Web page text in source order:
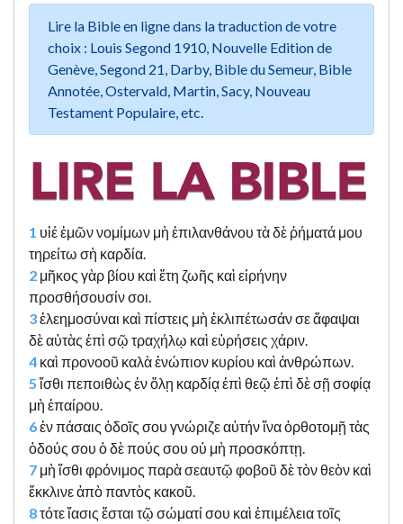
Lire la Bible en ligne dans la traduction de votre
choix : Louis Segond 1910, Nouvelle Edition de
Genève, Segond 21, Darby, Bible du Semeur, Bible
Annotée, Ostervald, Martin, Sacy, Nouveau
Testament Populaire, etc.
1 υἱέ ἐμῶν νομίμων μὴ ἐπιλανθάνου τὰ δὲ ῥήματά μου
τηρείτω σὴ καρδία.
2 μῆκος γὰρ βίου καὶ ἔτη ζωῆς καὶ εἰρήνην
προσθήσουσίν σοι.
3ἐλεημοσύναι καὶ πίστεις μὴ ἐκλιπέτωσάν σε ἄφαψαι
δὲ αὐτὰς ἐπὶ σῷ τραχήλῳ καὶ εὑρήσεις χάριν.
4 καὶ προνοοῦ καλὰ ἐνώπιον κυρίου καὶ ἀνθρώπων.
5 ἴσθι πεποιθὼς ἐν ὅλῃ καρδίᾳ ἐπὶ θεῷ ἐπὶ δὲ σῇ σοφίᾳ
μὴ ἐπαίρου.
6ἐν πάσαις ὁδοῖς σου γνώριζε αὐτήν ἵνα ὀρθοτομῇ τὰς
ὁδούς σου ὁ δὲ πούς σου οὐ μὴ προσκόπτῃ.
7 μὴ ἴσθι φρόνιμος παρὰ σεαυτῷ φοβοῦ δὲ τὸν θεὸν καὶ
ἔκκλινε ἀπὸ παντὸς κακοῦ.
8τότε ἴασις ἔσται τῷ σώματί σου καὶ ἐπιμέλεια τοῖς